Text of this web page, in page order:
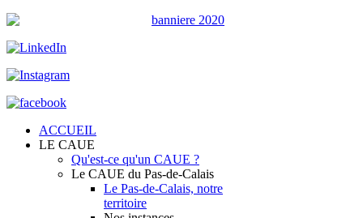
ACCUEIL
LE CAUE
Qu'est-ce qu'un CAUE ?
Le CAUE du Pas-de-Calais
Le Pas-de-Calais, notre
territoire